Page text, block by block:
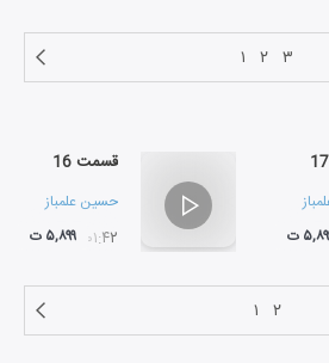
۱ ۲ ۳
ت
قسمت 16
حسین علمباز
۰۱:۴۲ ۵,۸۹۹ ت
۱ ۲